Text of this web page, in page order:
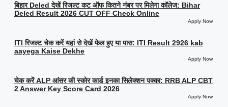
बिहार Deled देखें रिजल्ट कट ऑफ कितने नंबर पर मिलेगा कॉलेज: Bihar
Deled Result 2026 CUT OFF Check Online
Apply Now
ITI रिजल्ट चेक करें यहां से देखें फेल हुए या पास: ITI Result 2926 kab
aayega Kaise Dekhe
Apply Now
चेक करें ALP आंसर की स्कोर कार्ड इनका सिलेक्शन पक्का: RRB ALP CBT
2 Answer Key Score Card 2026
Apply Now